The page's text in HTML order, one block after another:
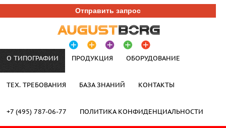
Отправить запрос
О ТИПОГРАФИИ ПРОДУКЦИЯ ОБОРУДОВАНИЕ
ТЕХ. ТРЕБОВАНИЯ БАЗА ЗНАНИЙ КОНТАКТЫ
+7 (495) 787-06-77 ПОЛИТИКА КОНФИДЕНЦИАЛЬНОСТИ